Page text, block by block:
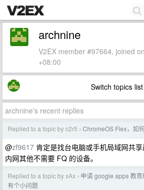
archnine
V2EX member #97664, joined
+08:00
Switch topics list
archnine's recent replies
Replied to a topic by c2r5 › ChromeOS Flex，如
@zf9617 肯定是找台电脑或手机局域网共
内网其他不需要 FQ 的设备。
Replied to a topic by xAx › 申请 google apps 教
有个小问题